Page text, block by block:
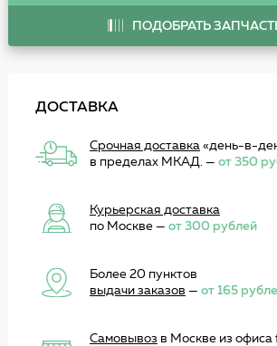
ПОДОБРАТЬ
ДОСТАВКА
Срочная доставка«день-в-
в пределах МКАД. — от 350
Курьерская доставка
по Москве — от 300 рублей
Более 20 пунктов
выдачи заказов — от 165
Самовывоз в Москве из офиса